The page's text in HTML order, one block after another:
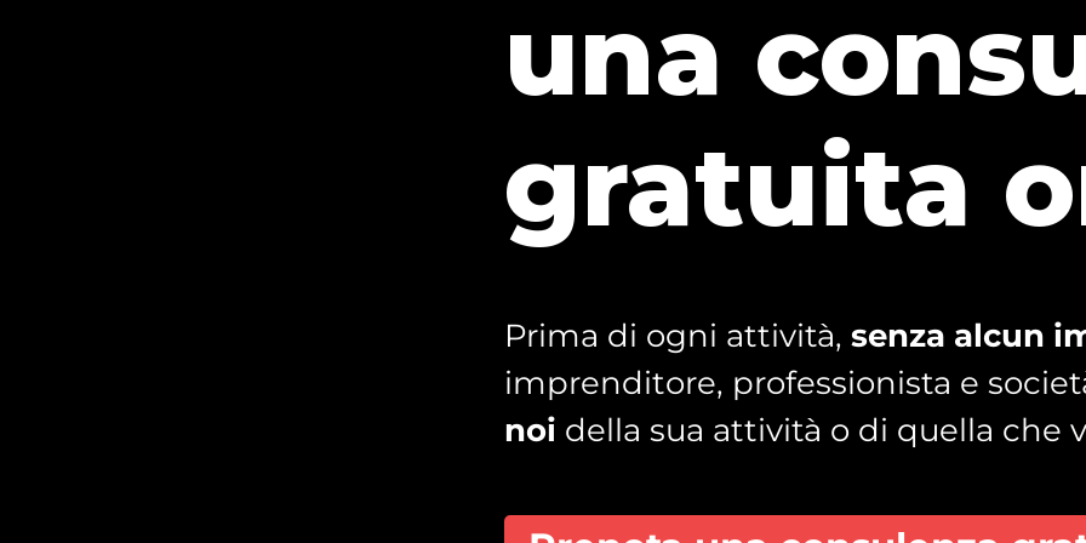
una
gratuita
Prima di ogni attività, senza alcun
imprenditore, professionista e
noi della sua attività o di quella che